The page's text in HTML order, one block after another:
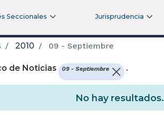
Seccionales Jurisprudencia
2010 09 - Septiembre
de Noticias 09 - Septiembre .
No hay resultados.